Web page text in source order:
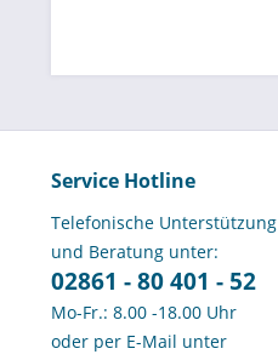
Service Hotline
Telefonische Unterstützung
und Beratung unter:
02861 - 80 401 - 52
Mo-Fr.: 8.00 -18.00 Uhr
oder per E-Mail unter